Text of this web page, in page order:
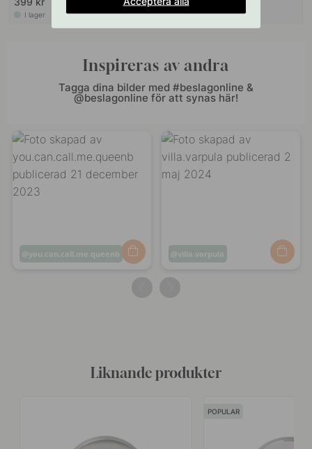
I lager I lager
Inspireras av andra
Tagga dina bilder med #beslagonline &
@beslagonline för att synas här!
Inlägg
you.can.call.me.queenb
Inlägg
villa.varpula
Liknande produkter
POPULAR